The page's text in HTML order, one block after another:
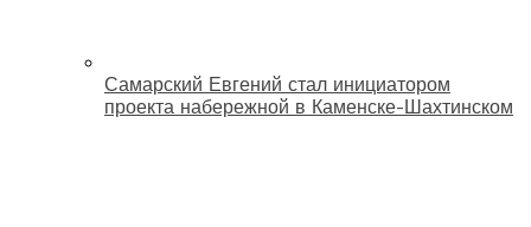
Самарский Евгений стал инициатором
проекта набережной в Каменске-Шахтинском